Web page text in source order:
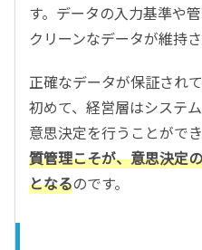
す。データの入力基準や
クリーンなデータが維持
正確なデータが保証され
初めて、経営層はシステ
意思決定を行うことができ
質管理こそが、意思決定
となるのです。